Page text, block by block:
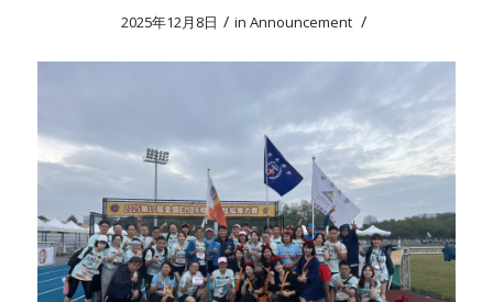
2025年12月8日 / in Announcement /